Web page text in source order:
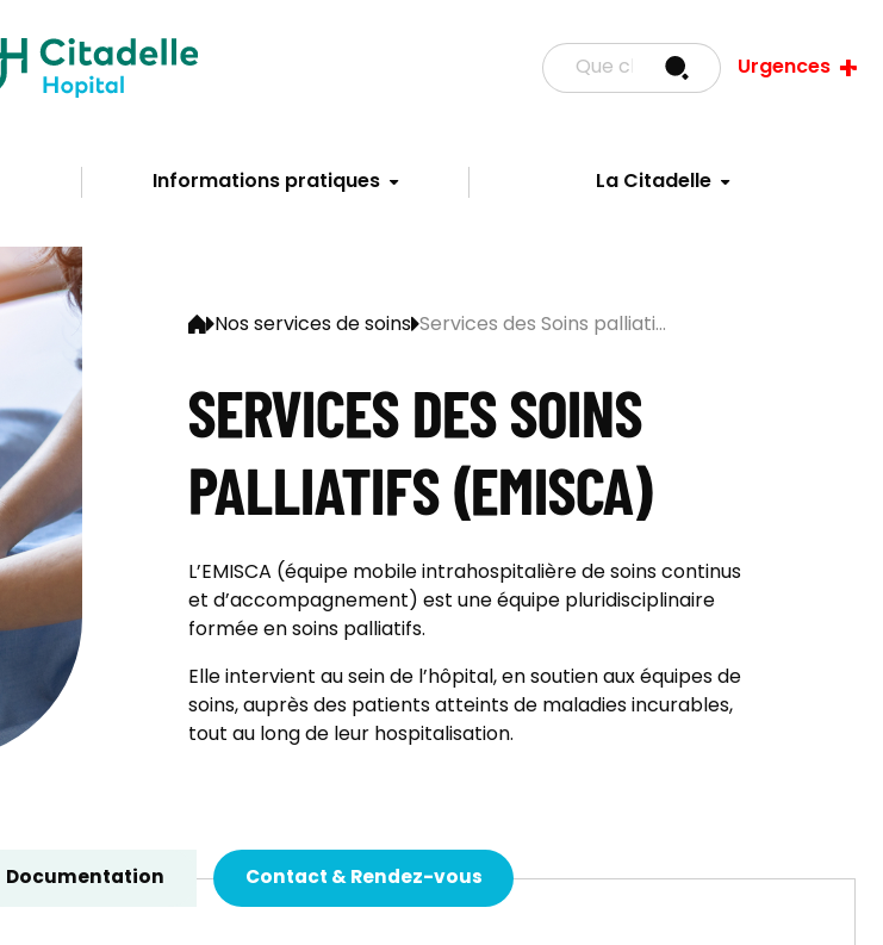
Informations pratiques La Citadelle
Urgences
Nos services de soins Services des Soins palliati...
SERVICES DES SOINS
PALLIATIFS (EMISCA)
L’EMISCA (équipe mobile intrahospitalière de soins continus
et d’accompagnement) est une équipe pluridisciplinaire
formée en soins palliatifs.
Elle intervient au sein de l’hôpital, en soutien aux équipes de
soins, auprès des patients atteints de maladies incurables,
tout au long de leur hospitalisation.
Documentation Contact & Rendez-vous